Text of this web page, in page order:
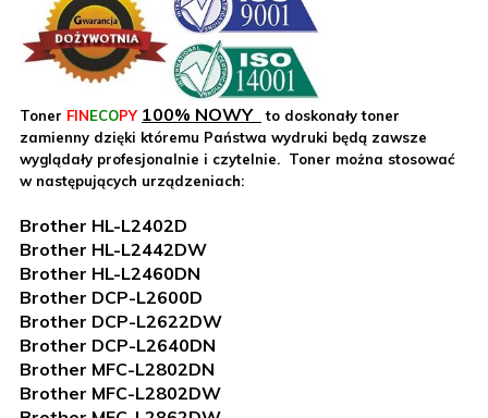
Toner FINECOPY 100% NOWY
to doskonały toner
zamienny dzięki któremu Państwa wydruki będą zawsze
wyglądały profesjonalnie i czytelnie. Toner można stosować
w następujących urządzeniach:
Brother HL-L2402D
Brother HL-L2442DW
Brother HL-L2460DN
Brother DCP-L2600D
Brother DCP-L2622DW
Brother DCP-L2640DN
Brother MFC-L2802DN
Brother MFC-L2802DW